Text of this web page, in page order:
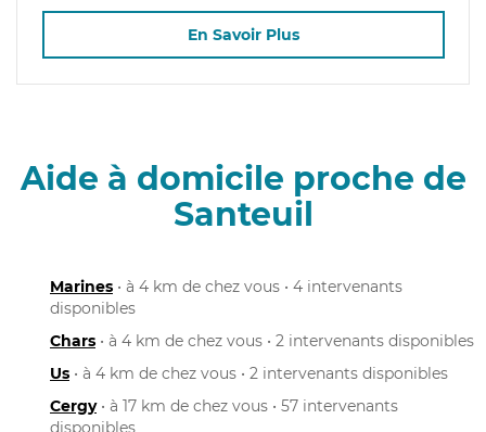
En Savoir Plus
Aide à domicile proche de
Santeuil
Marines • à 4 km de chez vous • 4 intervenants
disponibles
Chars • à 4 km de chez vous • 2 intervenants disponibles
Us • à 4 km de chez vous • 2 intervenants disponibles
Cergy• à 17 km de chez vous • 57 intervenants
disponibles